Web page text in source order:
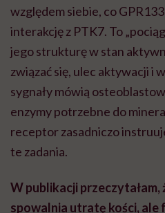
względem siebie, co
interakcję z PTK7. To
jego strukturę w stan
związać się, ulec aktywacji i
sygnały mówią
enzymy potrzebne do
receptor zasadniczo
te zadania.
W publikacji przeczytałam,
spowalnia utratę kości,